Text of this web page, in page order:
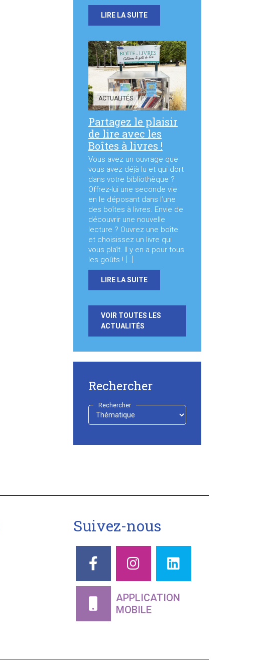
LIRE LA SUITE
ACTUALITÉS
Partagez le plaisir
de lire avec les
Boîtes à livres !
Vous avez un ouvrage que
vous avez déjà lu et qui dort
dans votre bibliothèque ?
Offrez-lui une seconde vie
en le déposant dans l’une
des boîtes à livres. Envie de
découvrir une nouvelle
lecture ? Ouvrez une boîte
et choisissez un livre qui
vous plaît. Il y en a pour tous
les goûts ! […]
LIRE LA SUITE
VOIR TOUTES LES
ACTUALITÉS
Rechercher
Rechercher
Choisir
Suivez-nous
APPLICATION
MOBILE